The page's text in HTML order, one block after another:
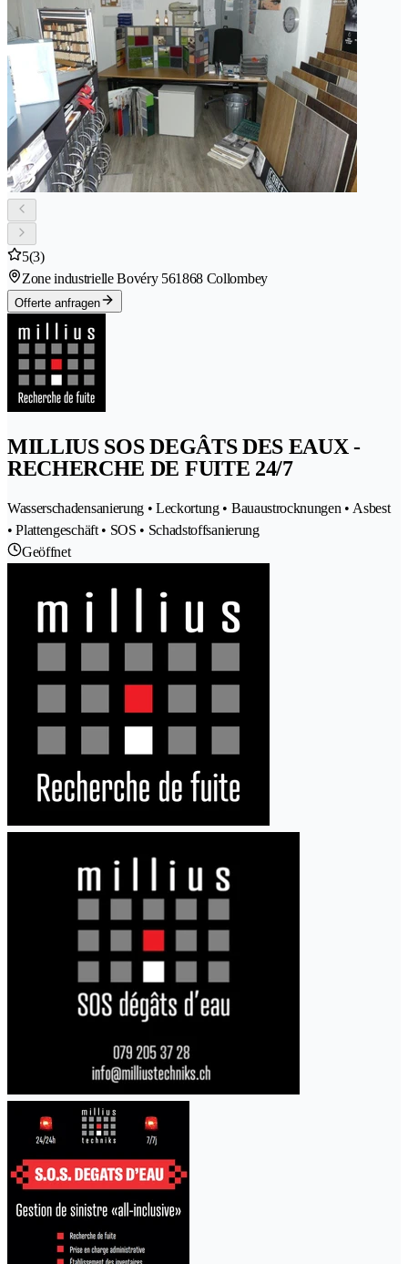
5(3)
Zone industrielle Bovéry 561868 Collombey
Offerte anfragen
MILLIUS SOS DEGÂTS DES EAUX -
RECHERCHE DE FUITE 24/7
Wasserschadensanierung • Leckortung • Bauaustrocknungen • Asbest
• Plattengeschäft • SOS • Schadstoffsanierung
Geöffnet